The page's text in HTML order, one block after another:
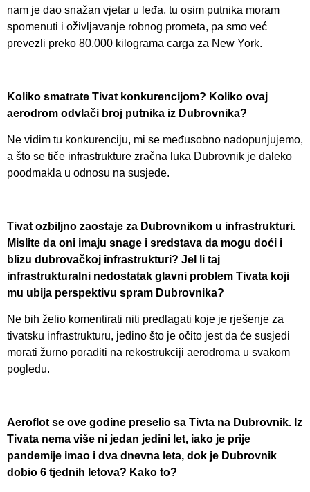
nam je dao snažan vjetar u leđa, tu osim putnika moram
spomenuti i oživljavanje robnog prometa, pa smo već
prevezli preko 80.000 kilograma carga za New York.
Koliko smatrate Tivat konkurencijom? Koliko ovaj
aerodrom odvlači broj putnika iz Dubrovnika?
Ne vidim tu konkurenciju, mi se međusobno nadopunjujemo,
a što se tiče infrastrukture zračna luka Dubrovnik je daleko
poodmakla u odnosu na susjede.
Tivat ozbiljno zaostaje za Dubrovnikom u infrastrukturi.
Mislite da oni imaju snage i sredstava da mogu doći i
blizu dubrovačkoj infrastrukturi? Jel li taj
infrastrukturalni nedostatak glavni problem Tivata koji
mu ubija perspektivu spram Dubrovnika?
Ne bih želio komentirati niti predlagati koje je rješenje za
tivatsku infrastrukturu, jedino što je očito jest da će susjedi
morati žurno poraditi na rekostrukciji aerodroma u svakom
pogledu.
Aeroflot se ove godine preselio sa Tivta na Dubrovnik. Iz
Tivata nema više ni jedan jedini let, iako je prije
pandemije imao i dva dnevna leta, dok je Dubrovnik
dobio 6 tjednih letova? Kako to?